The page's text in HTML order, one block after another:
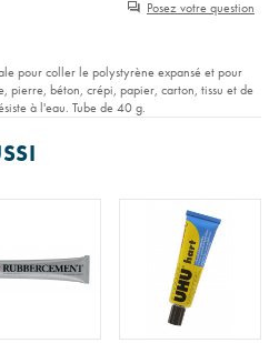
Posez votre question
pour coller le polystyrène expansé et pour
pierre, béton, crépi, papier, carton, tissu et de
à l'eau. Tube de 40 g.